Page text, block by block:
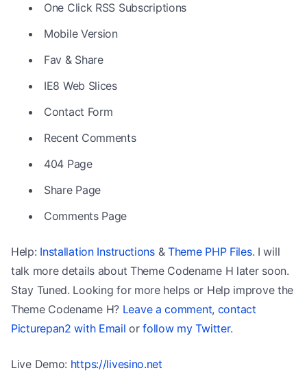
One Click RSS Subscriptions
Mobile Version
Fav & Share
IE8 Web Slices
Contact Form
Recent Comments
404 Page
Share Page
Comments Page
Help: Installation Instructions& Theme PHP Files. I will
talk more details about Theme Codename H later soon.
Stay Tuned. Looking for more helps or Help improve the
Theme Codename H? Leave a comment, contact
Picturepan2 with Email orfollow my Twitter.
Live Demo: https://livesino.net